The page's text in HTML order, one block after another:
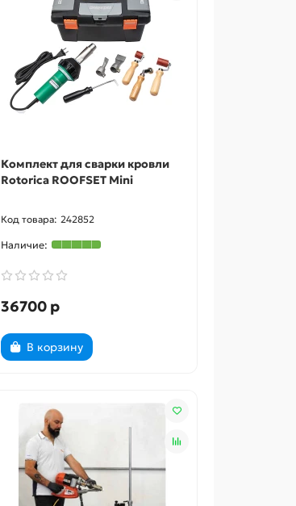
Комплект для сварки кровли
Rotorica ROOFSET Mini
242852
36700 р
В корзину